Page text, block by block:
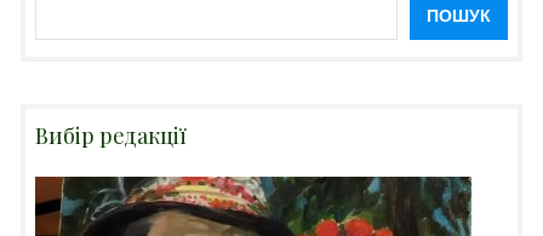
ПОШУК
Вибір редакції